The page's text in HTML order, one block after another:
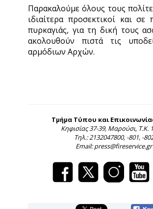
Παρακαλούμε όλους τους
ιδιαίτερα προσεκτικοί και σε
πυρκαγιάς, για τη δική τους
ακολουθούν πιστά τις
αρμόδιων Αρχών.
Τμήμα Τύπου και
Κηφισίας 37-39, Μαρούσι, Τ.Κ.
Τηλ.: 2132047800, -801, -
Email: press@fireservice.gr